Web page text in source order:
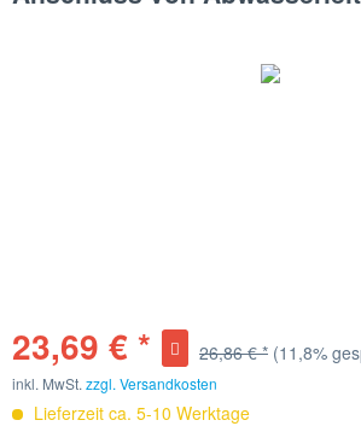
23,69 € * 26,86 € * (11,8%
inkl. MwSt. zzgl. Versandkosten
Lieferzeit ca. 5-10 Werktage